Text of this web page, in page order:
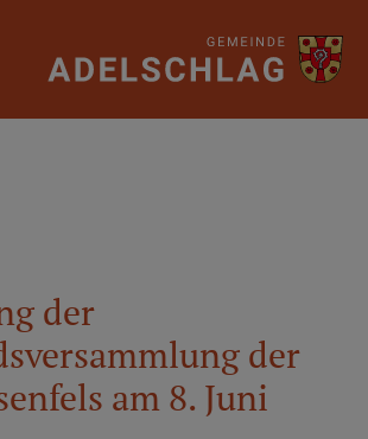
der
der
am 8. Juni